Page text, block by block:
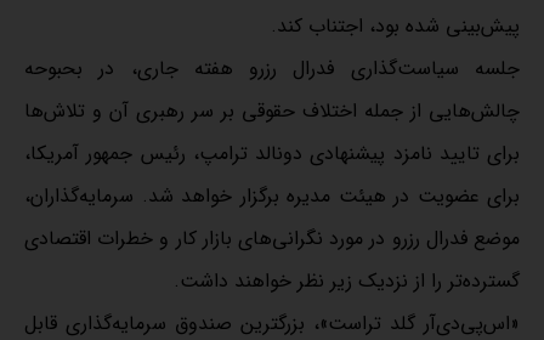
پیش‌بینی شده بود، اجتناب کند.
جلسه سیاست‌گذاری فدرال رزرو هفته جاری، در بحبوحه
چالش‌هایی از جمله اختلاف حقوقی بر سر رهبری آن و تلاش‌ها
برای تایید نامزد پیشنهادی دونالد ترامپ، رئیس جمهور آمریکا،
برای عضویت در هیئت مدیره برگزار خواهد شد. سرمایه‌گذاران،
موضع فدرال رزرو در مورد نگرانی‌های بازار کار و خطرات اقتصادی
گسترده‌تر را از نزدیک زیر نظر خواهند داشت.
«اس‌پی‌دی‌آر گلد تراست»، بزرگترین صندوق سرمایه‌گذاری قابل